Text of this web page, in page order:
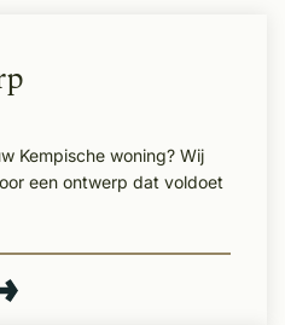
Kempische woning? Wij
een ontwerp dat voldoet